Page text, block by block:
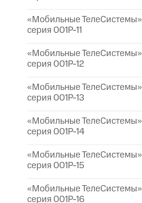
«Мобильные ТелеСистемы»
серия 001P-11
«Мобильные ТелеСистемы»
серия 001P-12
«Мобильные ТелеСистемы»
серия 001P-13
«Мобильные ТелеСистемы»
серия 001P-14
«Мобильные ТелеСистемы»
серия 001P-15
«Мобильные ТелеСистемы»
серия 001P-16